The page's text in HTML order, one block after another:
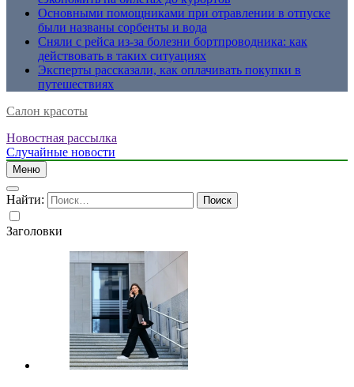
Основными помощниками при отравлении в отпуске
были названы сорбенты и вода
Сняли с рейса из-за болезни бортпроводника: как
действовать в таких ситуациях
Эксперты рассказали, как оплачивать покупки в
путешествиях
Салон красоты
Новостная рассылка
Случайные новости
Меню
Найти:
Заголовки